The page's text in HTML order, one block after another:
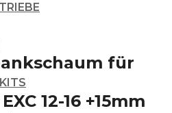
für
12-16 +15mm